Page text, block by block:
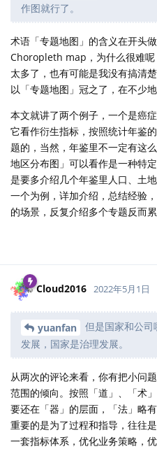
作图就行了。
术语「专题地图」的含义在开头
Choropleth map，为什么很难呢
太多了，也有可能是我没有搞清
以「专题地图」冠之了，在不少
本文就讲了两个例子，一个是癌
它看作衍生指标，按照统计年鉴
题的，当然，年鉴里不一定有这
地区分布图」可以看作是一种特
是要多介绍几个年鉴里人口、土
一个为例，详加介绍，总结经验
的场景，反复介绍多个专题反而累
Cloud2016 2022年5月1日
yuanfan
但是国家和公
发展，国家是治理发展。
从两次的评论来看，你有把小问
范围的倾向。按照「道」、「术
要还在「器」的层面，「法」略
重要的是为了过程和指导，往往
一套指标体系，优化业务策略，